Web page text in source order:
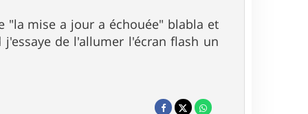
"la mise a jour a échouée" blabla et
de l'allumer l'écran flash un